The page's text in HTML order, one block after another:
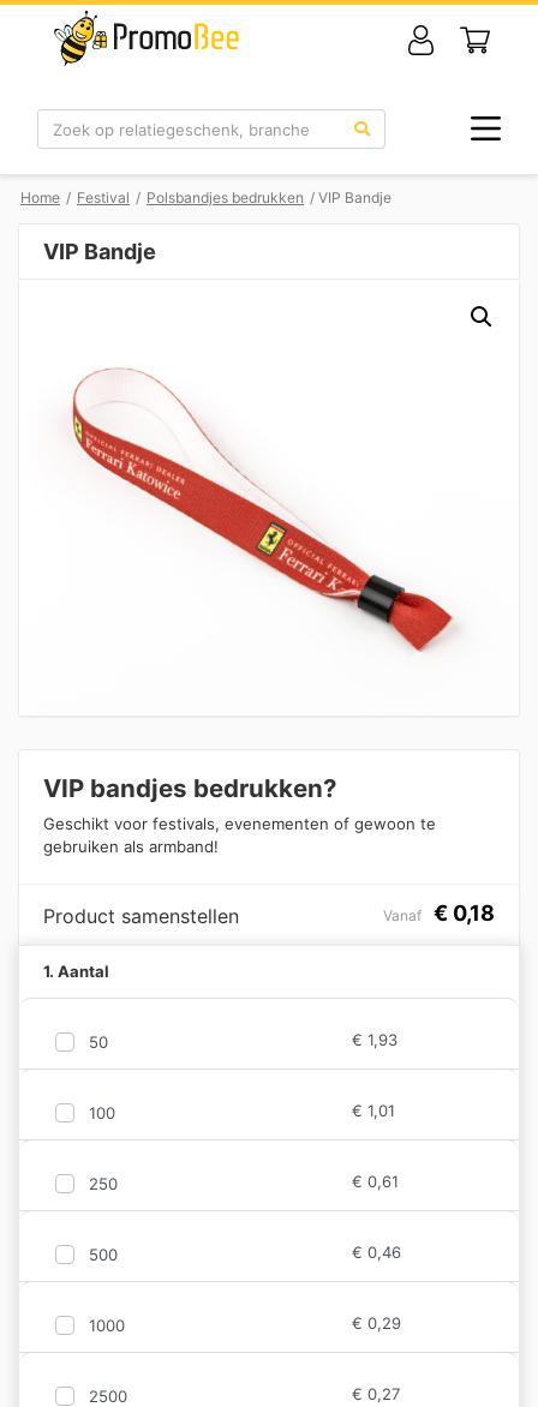
Zoek
Home / Festival / Polsbandjes bedrukken / VIP Bandje
VIP Bandje
VIP bandjes bedrukken?
Geschikt voor festivals, evenementen of gewoon te
gebruiken als armband!
Product samenstellen Vanaf € 0,18
1. Aantal
50 € 1,93
100 € 1,01
250 € 0,61
500 € 0,46
1000 € 0,29
2500 € 0,27